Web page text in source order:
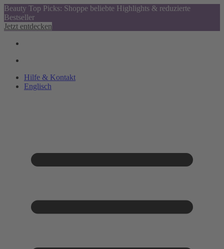
Beauty Top Picks: Shoppe beliebte Highlights & reduzierte
Bestseller
Jetzt entdecken
Hilfe & Kontakt
Englisch